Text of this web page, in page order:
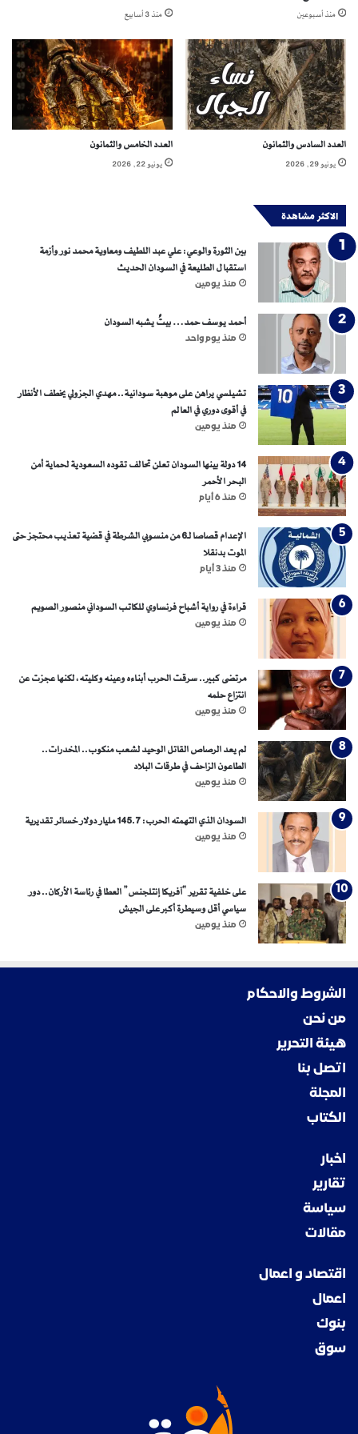
ت
2
)
منذ أسبوعين منذ 3 أسابيع
العدد السادس والثمانون
يونيو 29, 2026
العدد الخامس والثمانون
يونيو 22, 2026
الاكثر مشاهدة
بين الثورة والوعي: علي عبد اللطيف ومعاوية محمد نور وأزمة
استقبال الطليعة في السودان الحديث
منذ يومين
أحمد يوسف حمد… بيتٌ يشبه السودان
منذ يوم واحد
تشيلسي يراهن على موهبة سودانية.. مهدي الجزولي يخطف الأنظار
في أقوى دوري في العالم
منذ يومين
14 دولة بينها السودان تعلن تحالف تقوده السعودية لحماية أمن
البحر الأحمر
منذ 6 أيام
الإعدام قصاصا لـ6 من منسوبي الشرطة في قضية تعذيب محتجز حتى
الموت بدنقلا
منذ 3 أيام
قراءة في رواية أشباح فرنساوي للكاتب السوداني منصور الصويم
منذ يومين
مرتضى كبير.. سرقت الحرب أبناءه وعينه وكليته، لكنها عجزت عن
انتزاع حلمه
منذ يومين
لم يعد الرصاص القاتل الوحيد لشعب منكوب.. المخدرات..
الطاعون الزاحف في طرقات البلاد
منذ يومين
السودان الذي التهمته الحرب: 145.7 مليار دولار خسائر تقديرية
منذ يومين
على خلفية تقرير “آفريكا إنتلجنس” العطا في رئاسة الأركان.. دور
سياسي أقل وسيطرة أكبر على الجيش
منذ يومين
الشروط والاحكام
من نحن
هيئة التحرير
اتصل بنا
المجلة
الكتاب
اخبار
تقارير
سياسة
مقالات
اقتصاد و اعمال
اعمال
بنوك
سوق